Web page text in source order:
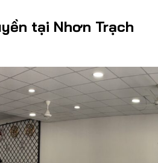
tại Nhơn Trạch